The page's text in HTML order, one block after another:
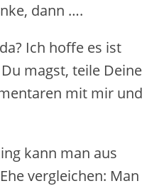
dann ….
Ich hoffe es ist
magst, teile Deine
mit mir und
kann man aus
vergleichen: Man